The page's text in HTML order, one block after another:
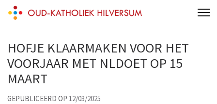
Skip
(Press
Enter)
Oud-katholiek Hilversum
aan 't Melkpad
HOFJE KLAARMAKEN VOOR HET
VOORJAAR MET NLDOET OP 15
MAART
GEPUBLICEERD OP 12/03/2025